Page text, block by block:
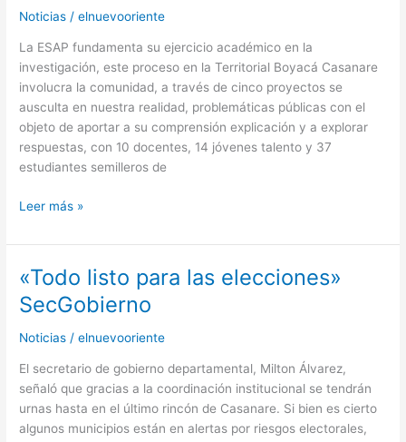
Noticias /elnuevooriente
La ESAP fundamenta su ejercicio académico en la
investigación, este proceso en la Territorial Boyacá Casanare
involucra la comunidad, a través de cinco proyectos se
ausculta en nuestra realidad, problemáticas públicas con el
objeto de aportar a su comprensión explicación y a explorar
respuestas, con 10 docentes, 14 jóvenes talento y 37
estudiantes semilleros de
sobre
Bicentenario
Leer más »
«Todo listo para las elecciones»
SecGobierno
Noticias /elnuevooriente
El secretario de gobierno departamental, Milton Álvarez,
señaló que gracias a la coordinación institucional se tendrán
urnas hasta en el último rincón de Casanare. Si bien es cierto
algunos municipios están en alertas por riesgos electorales,
«Todo
listo
para
las
SecGobierno